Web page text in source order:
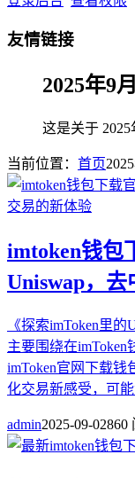
友情链接
2025年9
这是关于
当前位置： 首页
imtoken钱包
Uniswap，
《探索imToken里
主要围绕在imToken
imToken官网下载钱
化交易新感受，可
admin2025-09-02860